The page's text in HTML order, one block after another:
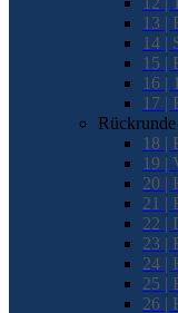
13 |
14 |
15 |
16 |
17 |
Rückrunde
18 |
19 |
20 |
21 |
22 |
23 |
24 |
25 |
26 |